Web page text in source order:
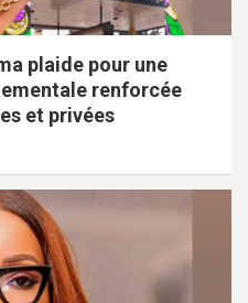
plaide pour une
renforcée
et privées